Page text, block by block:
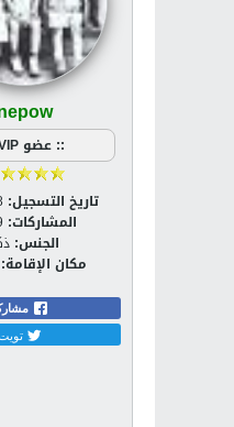
:: عضو VIP ::
تاريخ التسجيل:
المشاركات:
الجنس:
مكان الإقامة: